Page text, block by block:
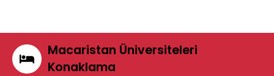
Macaristan Üniversiteleri
Konaklama